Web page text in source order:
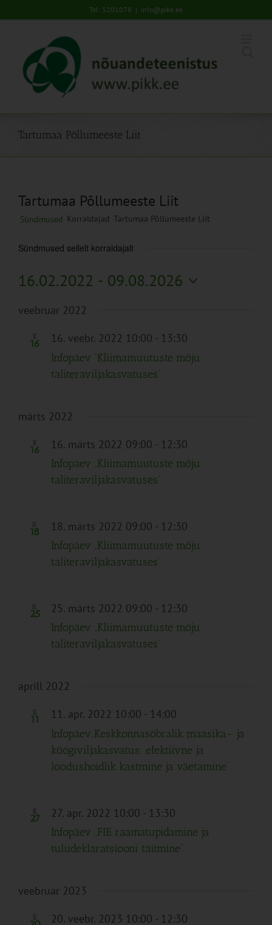
to
Tel: 5201078 | info@pikk.ee
Tartumaa Põllumeeste Liit
Tartumaa Põllumeeste Liit
Sündmused Korraldajad Tartumaa Põllumeeste Liit
Sündmused sellelt korraldajalt
16.02.2022 - 09.08.2026
kuupäev.
veebruar 2022
K
16 16. veebr. 2022 10:00 - 13:30
Infopäev “Kliimamuutuste mõju
taliteraviljakasvatuses”
märts 2022
K
16 16. märts 2022 09:00 - 12:30
Infopäev „Kliimamuutuste mõju
taliteraviljakasvatuses“
R
18 18. märts 2022 09:00 - 12:30
Infopäev „Kliimamuutuste mõju
taliteraviljakasvatuses“
R
25 25. märts 2022 09:00 - 12:30
Infopäev „Kliimamuutuste mõju
taliteraviljakasvatuses“
aprill 2022
E
11 11. apr. 2022 10:00 - 14:00
Infopäev„Keskkonnasõbralik maasika- ja
köögiviljakasvatus: efektiivne ja
loodushoidlik kastmine ja väetamine“
K
27 27. apr. 2022 10:00 - 13:30
Infopäev „FIE raamatupidamine ja
tuludeklaratsiooni täitmine“.
veebruar 2023
E 20. veebr. 2023 10:00 - 12:30